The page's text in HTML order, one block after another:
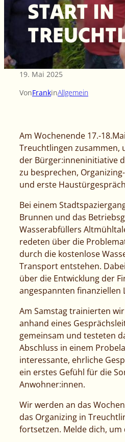
START IN
19. Mai 2025
VonFrankinAllgemein
Am Wochenende 17.-
Treuchtlingen zusammen,
der Bürger:inneninitiative
zu besprechen,
und erste
Bei einem
Brunnen und das
Wasserabfüllers
redeten über die
durch die kostenlose
Transport entstehen.
über die Entwicklung der
angespannten finanziellen
Am Samstag trainierten
anhand eines
gemeinsam und testeten
Abschluss in einem
interessante, ehrliche
ein erstes Gefühl für die
Anwohner:innen.
Wir werden an das
das Organizing in
fortsetzen. Melde dich, um